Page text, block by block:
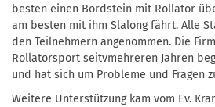
besten einen Bordstein mit Rollator
am besten mit ihm Slalong fährt. Alle
den Teilnehmern angenommen. Die
Rollatorsport seitvmehreren Jahren
und hat sich um Probleme und Fragen
Weitere Unterstützung kam vom Ev.